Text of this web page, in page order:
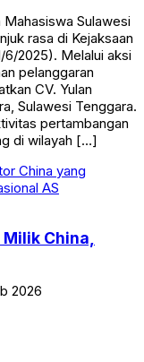
Sulawesi
rasa di Kejaksaan
6/2025). Melalui aksi
pelanggaran
CV. Yulan
Sulawesi Tenggara.
pertambangan
di wilayah […]
Milik China,
2026